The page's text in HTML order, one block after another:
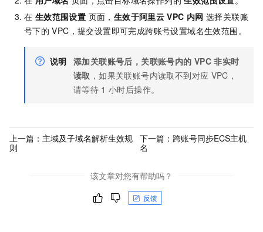
在 生效范围设置 页面， 生效于阿里云 VPC 内网 选择关联账
号下的 VPC，提交设置即可完成跨账号设置域名生效范围。
说明 添加关联账号后，关联账号内的 VPC 非实时
读取 ，如果关联账号内读取不到对应 VPC，
请等待 1 小时后操作。
上一篇： 主域及子域名解析生效规
则
下一篇： 跨账号同步ECS主机
名
该文章对您有帮助吗？
反馈